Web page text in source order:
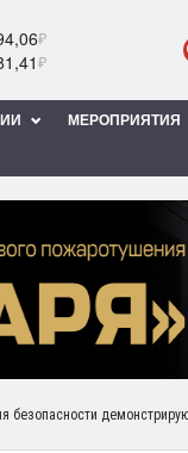
₽
₽
МЕРОПРИЯТИЯ
безопасности